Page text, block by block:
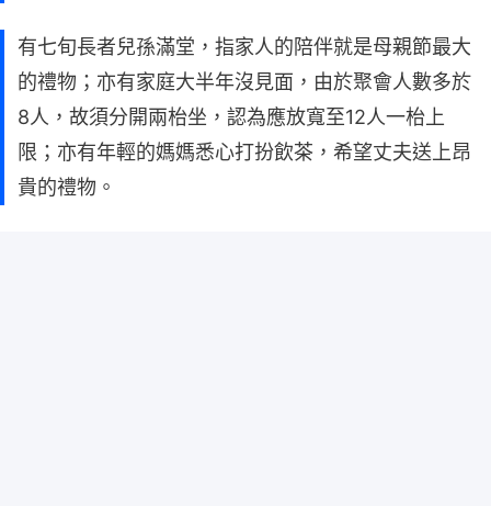
有七旬長者兒孫滿堂，指家人的陪伴就是母親節最大
的禮物；亦有家庭大半年沒見面，由於聚會人數多於
8人，故須分開兩枱坐，認為應放寬至12人一枱上
限；亦有年輕的媽媽悉心打扮飲茶，希望丈夫送上昂
貴的禮物。